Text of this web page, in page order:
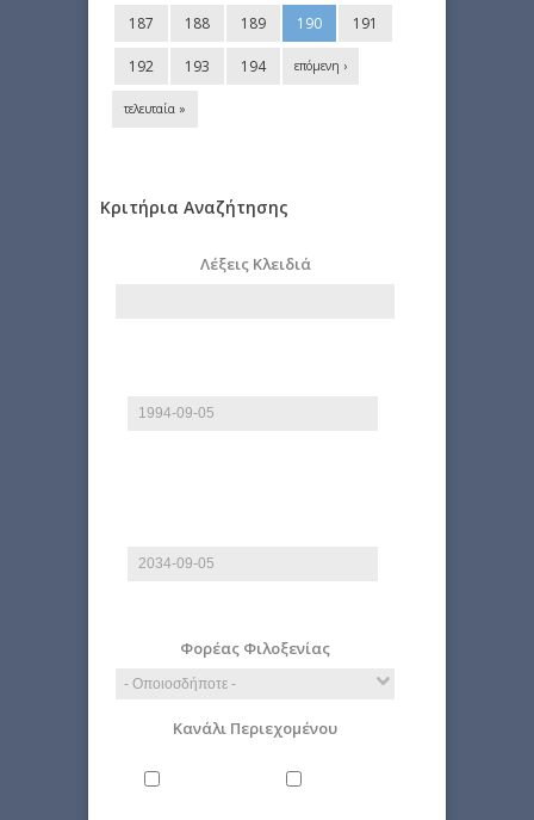
187 188 189 190 191
192 193 194 επόμενη ›
τελευταία »
Κριτήρια Αναζήτησης
Λέξεις Κλειδιά
Φορέας Φιλοξενίας
Κανάλι Περιεχομένου